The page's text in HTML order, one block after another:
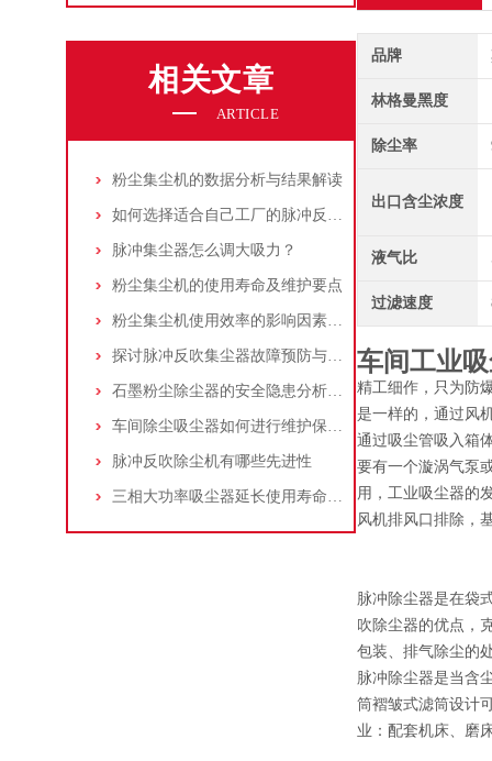
相关文章
ARTICLE
粉尘集尘机的数据分析与结果解读
如何选择适合自己工厂的脉冲反吹工业集尘器
脉冲集尘器怎么调大吸力？
粉尘集尘机的使用寿命及维护要点
粉尘集尘机使用效率的影响因素及改进措施
探讨脉冲反吹集尘器故障预防与维护要点
石墨粉尘除尘器的安全隐患分析及应对措施
车间除尘吸尘器如何进行维护保养？
脉冲反吹除尘机有哪些先进性
三相大功率吸尘器延长使用寿命的建议
品牌
林格曼黑度
除尘率
出口含尘浓度
液气比
过滤速度
车间工业
精工细作，只为防
是一样的，通过风
通过吸尘管吸入箱
要有一个漩涡气泵
用，工业吸尘器的
风机排风口排除，
脉冲除尘器是在袋
吹除尘器的优点，
包装、排气除尘的
脉冲除尘器是当含
筒褶皱式滤筒设计
业：配套机床、磨